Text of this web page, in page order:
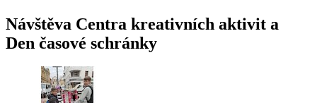
Návštěva Centra kreativních aktivit a
Den časové schránky